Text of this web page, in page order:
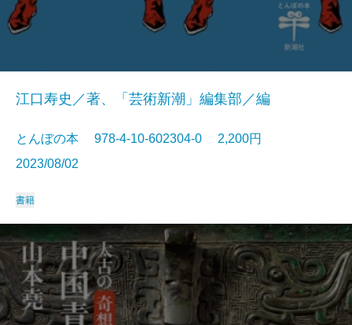
江口寿史／著、「芸術新潮」編集部／編
とんぼの本 978-4-10-602304-0 2,200円
2023/08/02
書籍